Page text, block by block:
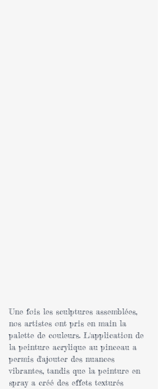
Une fois les sculptures assemblées,
nos artistes ont pris en main la
palette de couleurs. L'application de
la peinture acrylique au pinceau a
permis d'ajouter des nuances
vibrantes, tandis que la peinture en
spray a créé des effets texturés